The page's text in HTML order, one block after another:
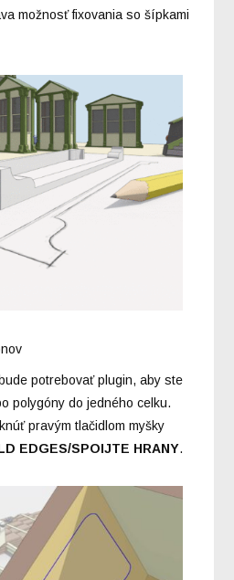
možnosť fixovania so šípkami
potrebovať plugin, aby ste
polygóny do jedného celku.
pravým tlačidlom myšky
EDGES/SPOIJTE HRANY.